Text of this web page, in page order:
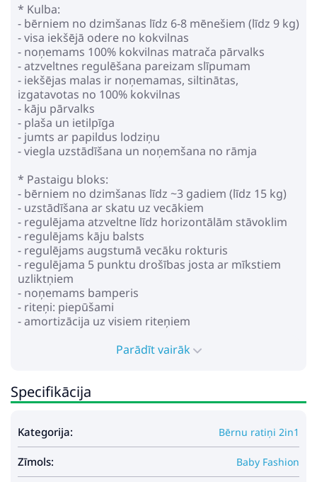
* Kulba:
- bērniem no dzimšanas līdz 6-8 mēnešiem (līdz 9 kg)
- visa iekšējā odere no kokvilnas
- noņemams 100% kokvilnas matrača pārvalks
- atzveltnes regulēšana pareizam slīpumam
- iekšējas malas ir noņemamas, siltinātas,
izgatavotas no 100% kokvilnas
- kāju pārvalks
- plaša un ietilpīga
- jumts ar papildus lodziņu
- viegla uzstādīšana un noņemšana no rāmja
* Pastaigu bloks:
- bērniem no dzimšanas līdz ~3 gadiem (līdz 15 kg)
- uzstādīšana ar skatu uz vecākiem
- regulējama atzveltne līdz horizontālām stāvoklim
- regulējams kāju balsts
- regulējams augstumā vecāku rokturis
- regulējama 5 punktu drošības josta ar mīkstiem
uzliktņiem
- noņemams bamperis
- riteņi: piepūšami
- amortizācija uz visiem riteņiem
- rāmja izmēri saliktā veidā: 88x60x4 cm
- pastaigu bloka platums: 34 cm
- rāmja svars: 10,4 kg
- kulbas svars: 5,4 kg
- pastaigu bloka svars: 4,3 kg
Parādīt vairāk
Specifikācija
Kategorija: Bērnu ratiņi 2in1
Zīmols: Baby Fashion